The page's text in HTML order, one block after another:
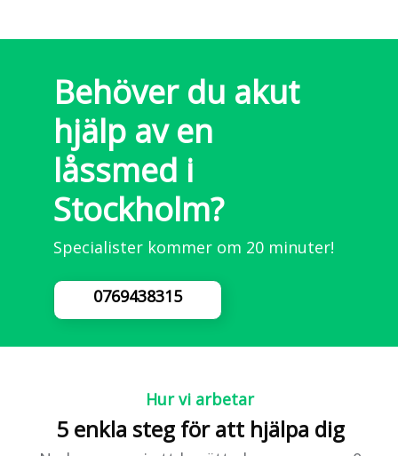
Behöver du akut
hjälp av en
låssmed i
Stockholm?
Specialister kommer om 20 minuter!
0769438315
Hur vi arbetar
5 enkla steg för att hjälpa dig